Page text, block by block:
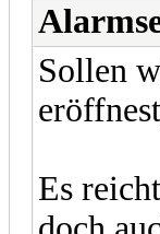
Sollen
Es